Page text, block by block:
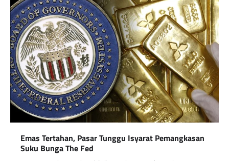
Emas Tertahan, Pasar Tunggu Isyarat Pemangkasan
Suku Bunga The Fed